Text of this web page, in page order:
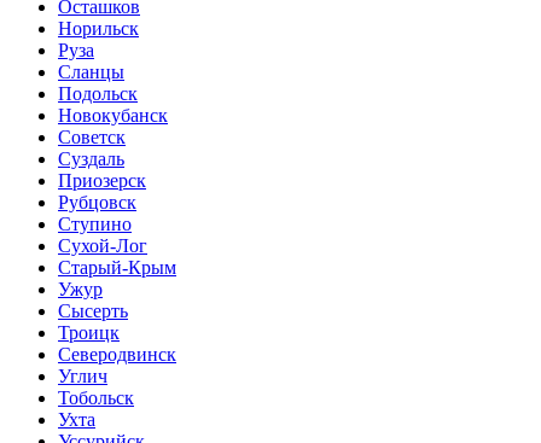
Осташков
Норильск
Руза
Сланцы
Подольск
Новокубанск
Советск
Суздаль
Приозерск
Рубцовск
Ступино
Сухой-Лог
Старый-Крым
Ужур
Сысерть
Троицк
Северодвинск
Углич
Тобольск
Ухта